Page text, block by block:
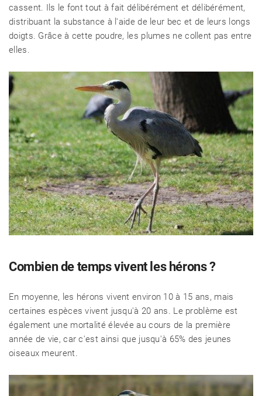
cassent. Ils le font tout à fait délibérément et délibérément,
distribuant la substance à l'aide de leur bec et de leurs longs
doigts. Grâce à cette poudre, les plumes ne collent pas entre
elles.
Combien de temps vivent les hérons ?
En moyenne, les hérons vivent environ 10 à 15 ans, mais
certaines espèces vivent jusqu'à 20 ans. Le problème est
également une mortalité élevée au cours de la première
année de vie, car c'est ainsi que jusqu'à 65% des jeunes
oiseaux meurent.